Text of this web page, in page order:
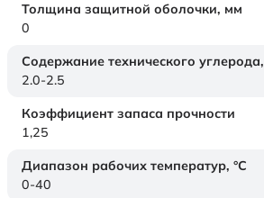
Толщина защитной оболочки, мм
0
Содержание технического углерода,
2.0-2.5
Коэффициент запаса прочности
1,25
Диапазон рабочих температур, °C
0-40